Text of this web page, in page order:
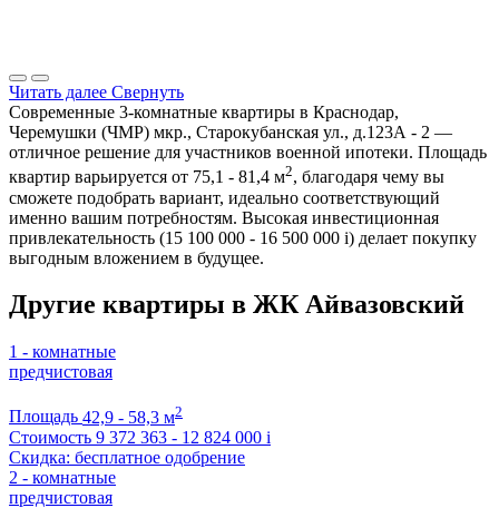
Читать далее Свернуть
Современные 3-комнатные квартиры в Краснодар,
Черемушки (ЧМР) мкр., Старокубанская ул., д.123А - 2 —
отличное решение для участников военной ипотеки. Площадь
квартир варьируется от 75,1 - 81,4 м2, благодаря чему вы
сможете подобрать вариант, идеально соответствующий
именно вашим потребностям. Высокая инвестиционная
привлекательность (15 100 000 - 16 500 000 i) делает покупку
выгодным вложением в будущее.
Другие квартиры в ЖК Айвазовский
1 - комнатные
предчистовая
Площадь 42,9 - 58,3 м2
Стоимость 9 372 363 - 12 824 000 i
Скидка: бесплатное одобрение
2 - комнатные
предчистовая